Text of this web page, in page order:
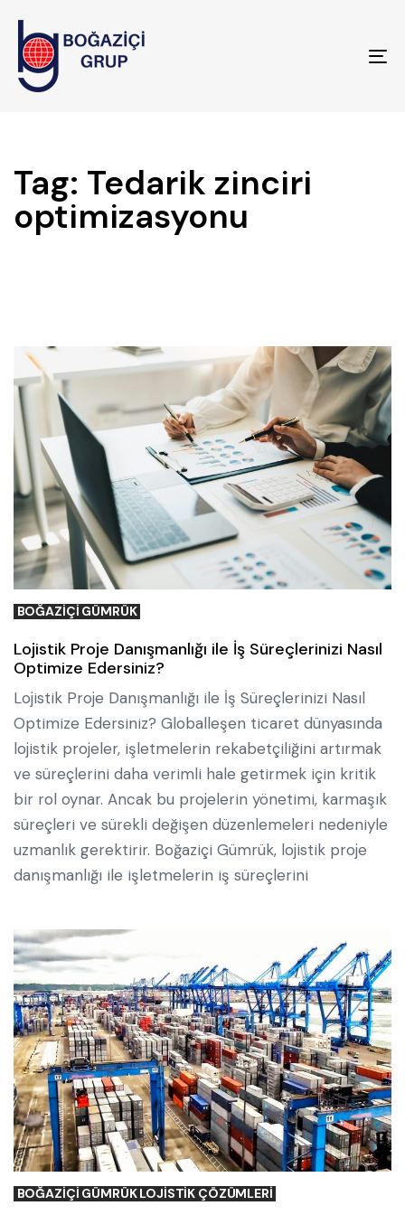
Tag: Tedarik zinciri
optimizasyonu
BOĞAZIÇI GÜMRÜK
Lojistik Proje Danışmanlığı ile İş Süreçlerinizi Nasıl
Optimize Edersiniz?
Lojistik Proje Danışmanlığı ile İş Süreçlerinizi Nasıl
Optimize Edersiniz? Globalleşen ticaret dünyasında
lojistik projeler, işletmelerin rekabetçiliğini artırmak
ve süreçlerini daha verimli hale getirmek için kritik
bir rol oynar. Ancak bu projelerin yönetimi, karmaşık
süreçleri ve sürekli değişen düzenlemeleri nedeniyle
uzmanlık gerektirir. Boğaziçi Gümrük, lojistik proje
danışmanlığı ile işletmelerin iş süreçlerini
BOĞAZIÇI GÜMRÜK LOJISTIK ÇÖZÜMLERI